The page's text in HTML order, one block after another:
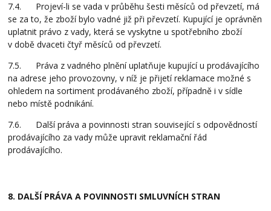
7.4. Projeví-li se vada v průběhu šesti měsíců od převzetí, má
se za to, že zboží bylo vadné již při převzetí. Kupující je oprávněn
uplatnit právo z vady, která se vyskytne u spotřebního zboží
v době dvaceti čtyř měsíců od převzetí.
7.5. Práva z vadného plnění uplatňuje kupující u prodávajícího
na adrese jeho provozovny, v níž je přijetí reklamace možné s
ohledem na sortiment prodávaného zboží, případně i v sídle
nebo místě podnikání.
7.6. Další práva a povinnosti stran související s odpovědností
prodávajícího za vady může upravit reklamační řád
prodávajícího.
8. DALŠÍ PRÁVA A POVINNOSTI SMLUVNÍCH STRAN